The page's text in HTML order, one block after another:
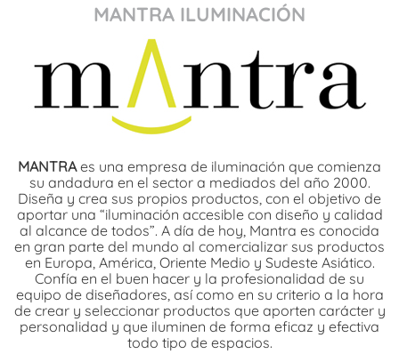
MANTRA ILUMINACIÓN
MANTRAes una empresa de iluminación que comienza
su andadura en el sector a mediados del año 2000.
Diseña y crea sus propios productos, con el objetivo de
aportar una “iluminación accesible con diseño y calidad
al alcance de todos”. A día de hoy, Mantra es conocida
en gran parte del mundo al comercializar sus productos
en Europa, América, Oriente Medio y Sudeste Asiático.
Confía en el buen hacer y la profesionalidad de su
equipo de diseñadores, así como en su criterio a la hora
de crear y seleccionar productos que aporten carácter y
personalidad y que iluminen de forma eficaz y efectiva
todo tipo de espacios.